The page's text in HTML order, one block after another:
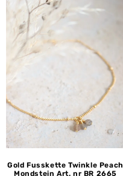
Gold Fusskette Twinkle Peach
Mondstein Art. nr BR 2665